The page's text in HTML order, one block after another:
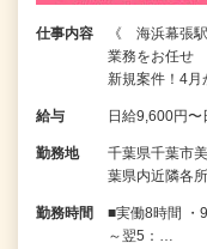
仕事内容
《 海浜幕張
業務をお任せ
新規案件！4月
給与 日給9,600円
勤務地
千葉県千葉市
葉県内近隣各
勤務時間
■実働8時間 ・
～翌5：…